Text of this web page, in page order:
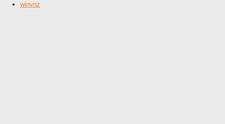
winvnz